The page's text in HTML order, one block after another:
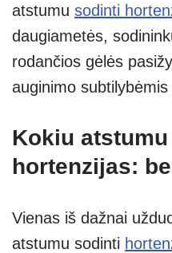
atstumu sodinti
daugiametės,
rodančios gėlės
auginimo
Kokiu
hortenzijas:
Vienas iš dažnai
atstumu sodinti